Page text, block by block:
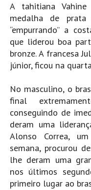
Fuzeta
Fuzeta Vista Mar HD
MADEIRA
Machico HD
Seixal HD
BALI / INDONÉSIA
Bali - Kuta e Kuta Reef HD
Bali - Keramas HD
Bali - Uluwatu HD
Ver Todas
Entrevistas
A tahitiana
medalha de
“empurrando” a
que liderou boa
bronze. A francesa
júnior, ficou na
No masculino, o
final
conseguindo de
deram uma
Alonso Correa,
semana, procurou
lhe deram uma
nos últimos
primeiro lugar ao